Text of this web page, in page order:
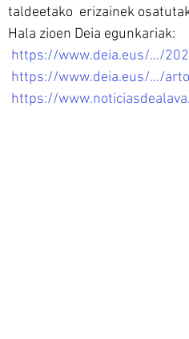
taldeetako  erizainek
Hala zioen Deia egunkariak:
https://www.deia.eus/…/
https://www.deia.eus/…/
https://